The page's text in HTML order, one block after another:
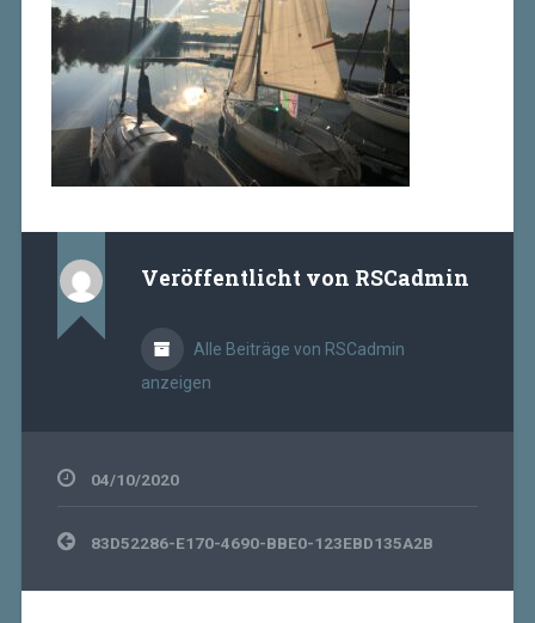
Veröffentlicht von RSCadmin
Alle Beiträge von RSCadmin
anzeigen
04/10/2020
Beitragsnavigation
83D52286-E170-4690-BBE0-123EBD135A2B